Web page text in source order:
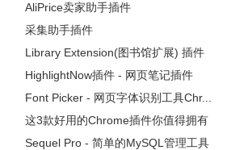
AliPrice卖家助手插件
采集助手插件
Library Extension(图书馆扩展) 插件
HighlightNow插件 - 网页笔记插件
Font Picker - 网页字体识别工具Chr...
这3款好用的Chrome插件你值得拥有
Sequel Pro - 简单的MySQL管理工具